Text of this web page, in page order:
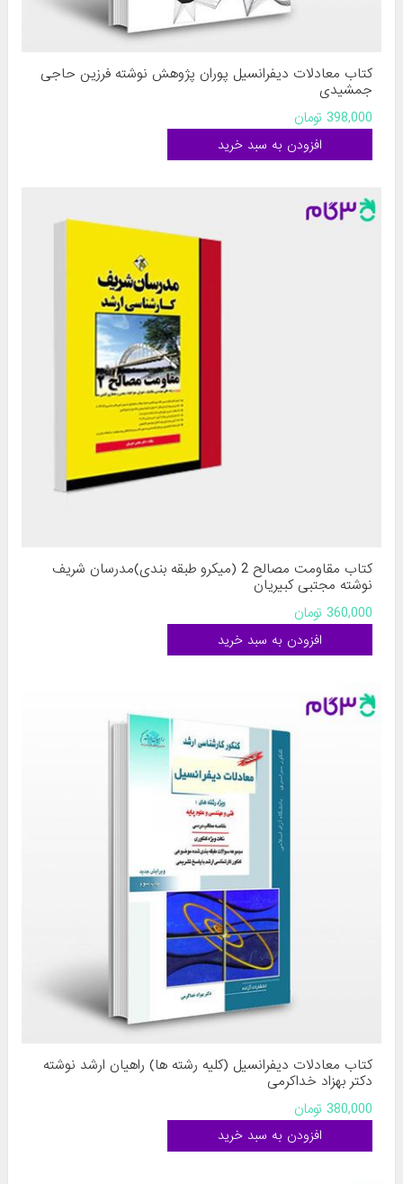
کتاب معادلات دیفرانسیل پوران پژوهش نوشته فرزین حاجی
جمشیدی
398,000 تومان
کتاب مقاومت مصالح 2 (میکرو طبقه بندی)مدرسان شریف
نوشته مجتبی کبیریان
360,000 تومان
کتاب معادلات دیفرانسیل (کلیه رشته ها) راهیان ارشد نوشته
دکتر بهزاد خداکرمی
380,000 تومان